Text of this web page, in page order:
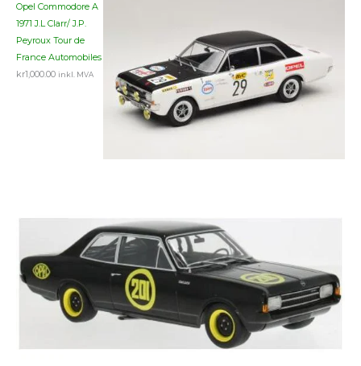
Opel Commodore A
1971 J.L Clarr/ J.P.
Peyroux Tour de
France Automobiles
kr1,000.00 inkl. MVA